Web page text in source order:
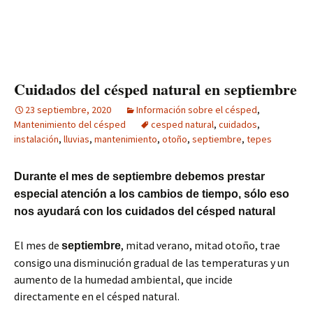
Cuidados del césped natural en septiembre
23 septiembre, 2020 Información sobre el césped,
Mantenimiento del césped
cesped natural, cuidados,
instalación, lluvias, mantenimiento, otoño, septiembre, tepes
Durante el mes de septiembre debemos prestar
especial atención a los cambios de tiempo, sólo eso
nos ayudará con los cuidados del césped natural
El mes de septiembre, mitad verano, mitad otoño, trae
consigo una disminución gradual de las temperaturas y un
aumento de la humedad ambiental, que incide
directamente en el césped natural.